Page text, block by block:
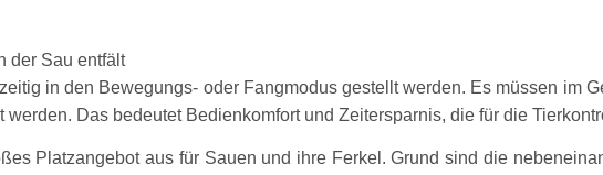
der Sau entfält
in den Bewegungs- oder Fangmodus gestellt werden. Es müssen im
Das bedeutet Bedienkomfort und Zeitersparnis, die für die
Platzangebot aus für Sauen und ihre Ferkel. Grund sind die